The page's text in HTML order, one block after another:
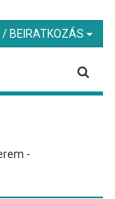
/ BEIRATKOZÁS
-